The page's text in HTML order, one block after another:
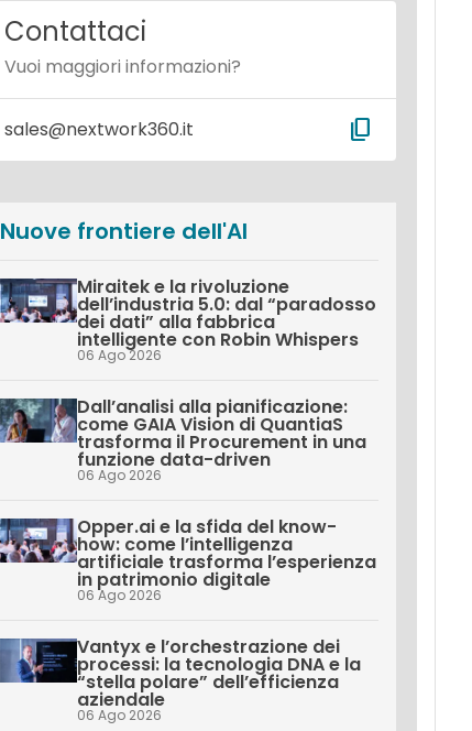
Contattaci
Vuoi maggiori informazioni?
sales@nextwork360.it content_copy
Nuove frontiere dell'AI
Miraitek e la rivoluzione
dell’industria 5.0: dal “paradosso
dei dati” alla fabbrica
intelligente con Robin Whispers
06 Ago 2026
Dall’analisi alla pianificazione:
come GAIA Vision di QuantiaS
trasforma il Procurement in una
funzione data-driven
06 Ago 2026
Opper.ai e la sfida del know-
how: come l’intelligenza
artificiale trasforma l’esperienza
in patrimonio digitale
06 Ago 2026
Vantyx e l’orchestrazione dei
processi: la tecnologia DNA e la
“stella polare” dell’efficienza
aziendale
06 Ago 2026